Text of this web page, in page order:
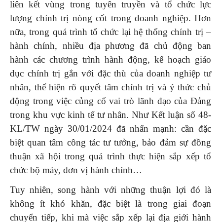
liên kết vùng trong tuyên truyền và tổ chức lực
lượng chính trị nòng cốt trong doanh nghiệp. Hơn
nữa, trong quá trình tổ chức lại hệ thống chính trị –
hành chính, nhiều địa phương đã chủ động ban
hành các chương trình hành động, kế hoạch giáo
dục chính trị gắn với đặc thù của doanh nghiệp tư
nhân, thể hiện rõ quyết tâm chính trị và ý thức chủ
động trong việc củng cố vai trò lãnh đạo của Đảng
trong khu vực kinh tế tư nhân. Như Kết luận số 48-
KL/TW ngày 30/01/2024 đã nhấn mạnh: cần đặc
biệt quan tâm công tác tư tưởng, bảo đảm sự đồng
thuận xã hội trong quá trình thực hiện sắp xếp tổ
chức bộ máy, đơn vị hành chính…
Tuy nhiên, song hành với những thuận lợi đó là
không ít khó khăn, đặc biệt là trong giai đoạn
chuyển tiếp, khi mà việc sắp xếp lại địa giới hành